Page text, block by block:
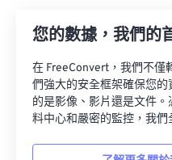
您的數據，我們的
在 FreeConvert，我們不僅
們強大的安全框架確保您
的是影像、影片還是文件
料中心和嚴密的監控，我們